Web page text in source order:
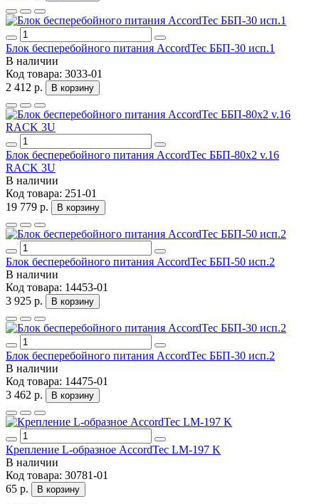
Блок бесперебойного питания AccordTec ББП-30 исп.1
В наличии
Код товара: 3033-01
2 412 р.
В корзину
Блок бесперебойного питания AccordTec ББП-80х2 v.16
RACK 3U
В наличии
Код товара: 251-01
19 779 р.
В корзину
Блок бесперебойного питания AccordTec ББП-50 исп.2
В наличии
Код товара: 14453-01
3 925 р.
В корзину
Блок бесперебойного питания AccordTec ББП-30 исп.2
В наличии
Код товара: 14475-01
3 462 р.
В корзину
Крепление L-образное AccordTec LM-197 K
В наличии
Код товара: 30781-01
65 р.
В корзину